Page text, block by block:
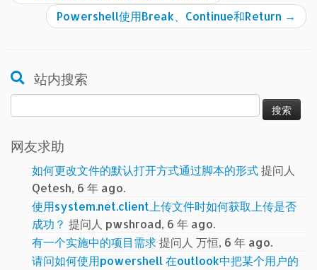
Powershell使用Break、Continue和Return →
站内搜索
索：
网友求助
如何更改文件的默认打开方式通过脚本的形式提问人
Qetesh, 6 年 ago.
使用system.net.client上传文件时如何获取上传是否
成功？ 提问人 pwshroad, 6 年 ago.
有一个实施中的项目需求提问人 万恒, 6 年 ago.
请问如何使用powershell 在outlook中把某个用户的